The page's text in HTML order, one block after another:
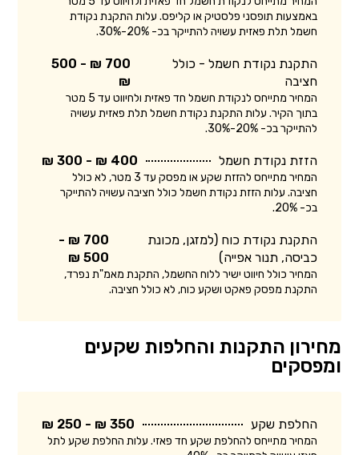
באמצעות תופסני פלסטיק או קליפס. עלות התקנת נקודת
חשמל תלת פאזית עשויה להתייקר בכ- 20%-30%.
התקנת נקודת חשמל - כולל
חציבה
700 ₪ - 500
₪
המחיר מתייחס לנקודת חשמל חד פאזית ולחיווט עד 5 מטר
בתוך הקיר. עלות התקנת נקודת חשמל תלת פאזית עשויה
להתייקר בכ- 20%-30%.
הזזת נקודת חשמל 400 ₪ - 300 ₪
המחיר מתייחס להזזת שקע או מפסק עד 3 מטר, לא כולל
חציבה. עלות הזזת נקודת חשמל כולל חציבה עשויה להתייקר
בכ- 20%.
התקנת נקודת כוח (למזגן, מכונת
כביסה, תנור אפייה)
700 ₪ -
500 ₪
המחיר כולל חיווט ישיר ללוח החשמל, התקנת מאמ"ת נפרד,
התקנת מפסק פאקט ושקע כוח, לא כולל חציבה.
מחירון התקנות והחלפות שקעים
ומפסקים
החלפת שקע 350 ₪ - 250 ₪
המחיר מתייחס להחלפת שקע חד פאזי. עלות החלפת שקע לתל